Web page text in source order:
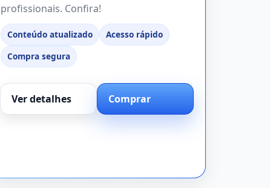
profissionais. Confira!
Conteúdo atualizado
Acesso rápido
Compra segura
Ver detalhes Comprar